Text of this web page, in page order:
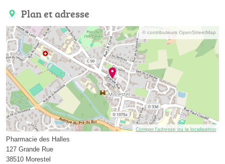
Plan et adresse
© contributeurs OpenStreetMap
Corriger l’adresse ou la localisation
Pharmacie des Halles
127 Grande Rue
38510 Morestel